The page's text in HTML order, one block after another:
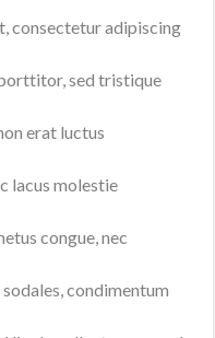
consectetur adipiscing
sed tristique
erat luctus
lacus molestie
congue, nec
condimentum